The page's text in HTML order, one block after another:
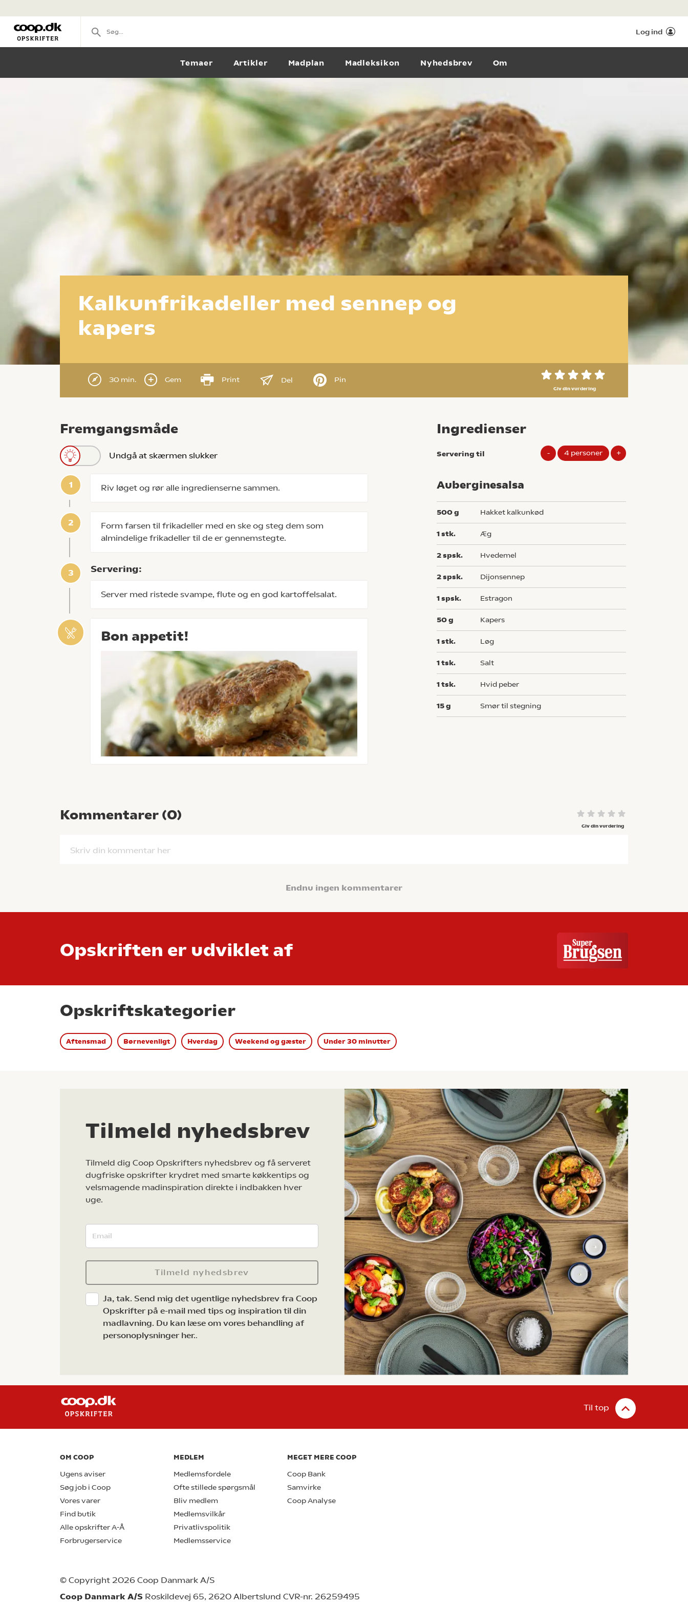
Log ind
Temaer Artikler Madplan Madleksikon Nyhedsbrev Om
Kalkunfrikadeller med sennep og
kapers
30 min. Gem Print Del Pin
Giv din vurdering
Fremgangsmåde
Undgå at skærmen slukker
Riv løget og rør alle ingredienserne sammen.
Form farsen til frikadeller med en ske og steg dem som
almindelige frikadeller til de er gennemstegte.
Servering:
Server med ristede svampe, flute og en god kartoffelsalat.
Bon appetit!
Ingredienser
Servering til - 4 personer +
Auberginesalsa
500g hakket kalkunkød
1stk. æg
2spsk. hvedemel
2spsk. dijonsennep
1spsk. estragon
50g kapers
1stk. løg
1tsk. salt
1tsk. hvid peber
15g smør til stegning
Kommentarer (0)
Giv din vurdering
Skriv din kommentar her
Endnu ingen kommentarer
Opskriften er udviklet af
Opskriftskategorier
Aftensmad Børnevenligt Hverdag Weekend og gæster Under 30 minutter
Tilmeld nyhedsbrev
Tilmeld dig Coop Opskrifters nyhedsbrev og få serveret
dugfriske opskrifter krydret med smarte køkkentips og
velsmagende madinspiration direkte i indbakken hver
uge.
Tilmeld nyhedsbrev
Ja, tak. Send mig det ugentlige nyhedsbrev fra Coop
Opskrifter på e-mail med tips og inspiration til din
madlavning. Du kan læse om vores behandling af
personoplysninger her..
Til top
OM COOP
Ugens aviser
Søg job i Coop
Vores varer
Find butik
Alle opskrifter A-Å
Forbrugerservice
MEDLEM
Medlemsfordele
Ofte stillede spørgsmål
Bliv medlem
Medlemsvilkår
Privatlivspolitik
Medlemsservice
MEGET MERE COOP
Coop Bank
Samvirke
Coop Analyse
© Copyright 2026 Coop Danmark A/S
Coop Danmark A/S Roskildevej 65, 2620 Albertslund CVR-nr. 26259495